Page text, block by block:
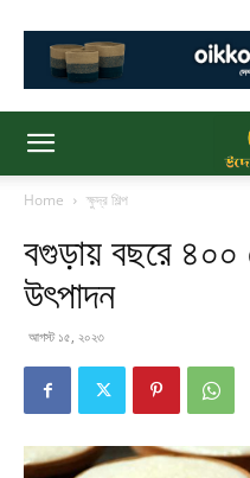
Home ক্ষুদ্র শিল্প
বগুড়ায় বছরে ৪০০
উৎপাদন
আগস্ট ১৫, ২০২৩